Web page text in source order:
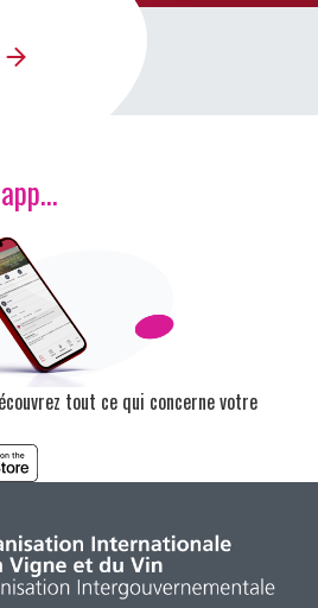
tout ce qui concerne votre